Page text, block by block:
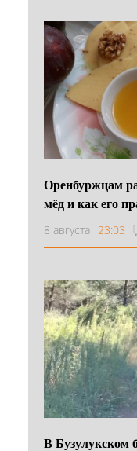
Оренбуржцам
мёд и как его
8 августа 23:03
В Бузулукском